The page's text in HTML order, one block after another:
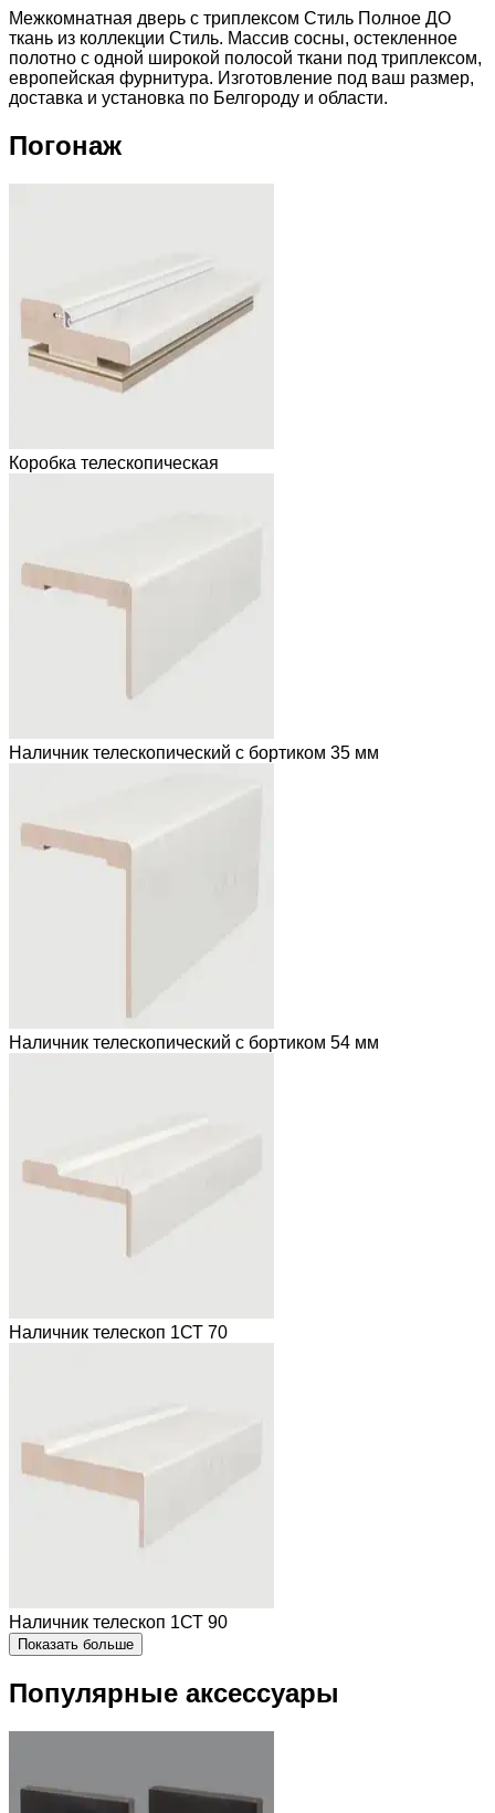
Межкомнатная дверь с триплексом Стиль Полное ДО
ткань из коллекции Стиль. Массив сосны, остекленное
полотно с одной широкой полосой ткани под триплексом,
европейская фурнитура. Изготовление под ваш размер,
доставка и установка по Белгороду и области.
Погонаж
Коробка телескопическая
Наличник телескопический с бортиком 35 мм
Наличник телескопический с бортиком 54 мм
Наличник телескоп 1СТ 70
Наличник телескоп 1СТ 90
Показать больше
Популярные аксессуары